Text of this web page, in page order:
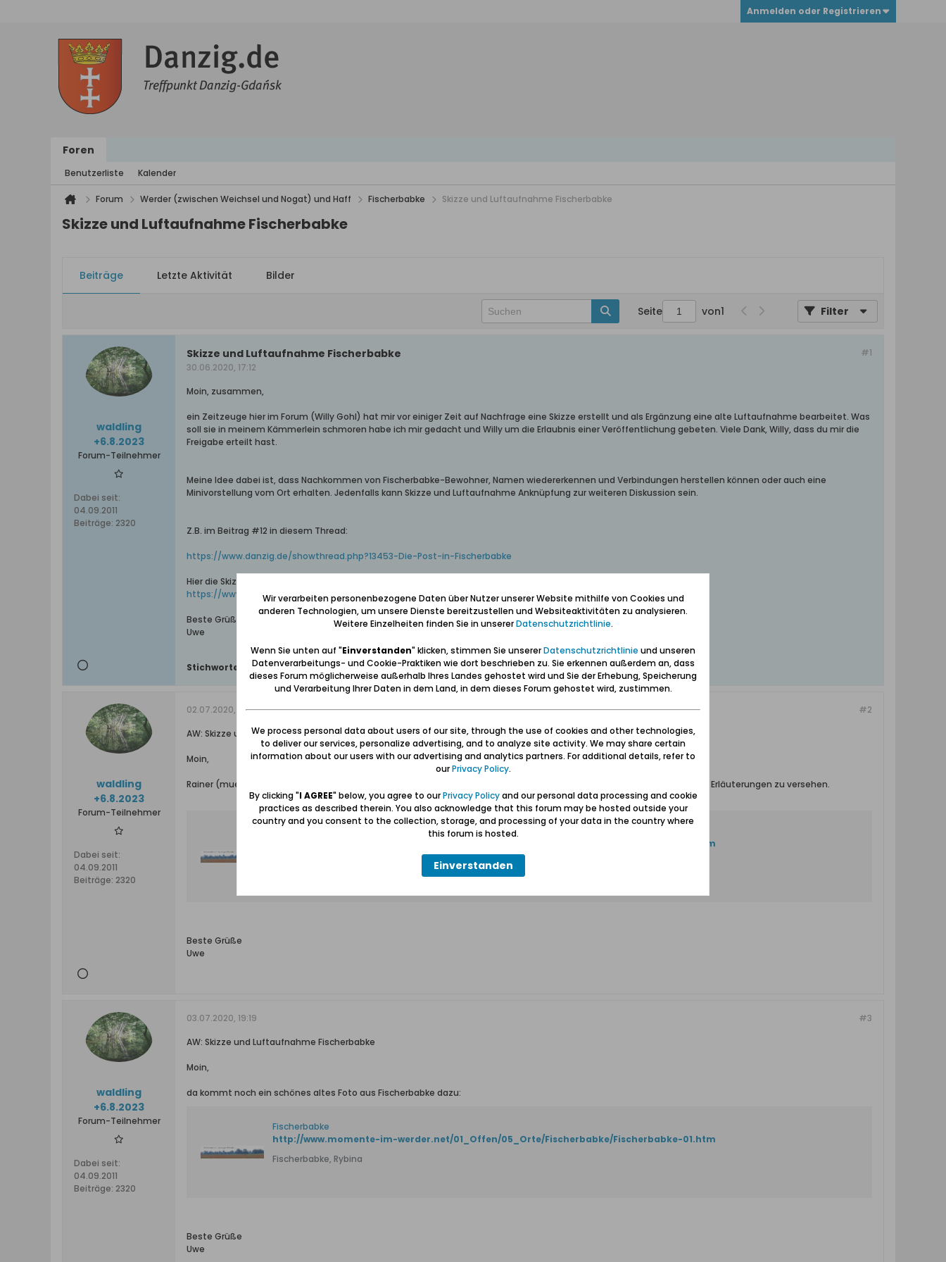
Anmelden oder Registrieren
Foren
Benutzerliste Kalender
Forum Werder (zwischen Weichsel und Nogat) und Haff Fischerbabke Skizze und Luftaufnahme Fischerbabke
Skizze und Luftaufnahme Fischerbabke
Beiträge Letzte Aktivität Bilder
Seite von1 Filter
waldling
+6.8.2023
Forum-Teilnehmer
Dabei seit:
04.09.2011
Beiträge: 2320
#1
Skizze und Luftaufnahme Fischerbabke
30.06.2020, 17:12
Moin, zusammen,
ein Zeitzeuge hier im Forum (Willy Gohl) hat mir vor einiger Zeit auf Nachfrage eine Skizze erstellt und als Ergänzung eine alte Luftaufnahme bearbeitet. Was
soll sie in meinem Kämmerlein schmoren habe ich mir gedacht und Willy um die Erlaubnis einer Veröffentlichung gebeten. Viele Dank, Willy, dass du mir die
Freigabe erteilt hast.
Meine Idee dabei ist, dass Nachkommen von Fischerbabke-Bewohner, Namen wiedererkennen und Verbindungen herstellen können oder auch eine
Minivorstellung vom Ort erhalten. Jedenfalls kann Skizze und Luftaufnahme Anknüpfung zur weiteren Diskussion sein.
Z.B. im Beitrag #12 in diesem Thread:
https://www.danzig.de/showthread.php?13453-Die-Post-in-Fischerbabke
Hier die Skizze und Luftaufnahme:
https://www.danzig.de/album.php?albumid=507
Beste Grüße
Uwe
Stichworte:
waldling
+6.8.2023
Forum-Teilnehmer
Dabei seit:
04.09.2011
Beiträge: 2320
#2
02.07.2020, 16:21
AW: Skizze und Luftaufnahme Fischerbabke
Moin,
Rainer (mueglo) war so freundlich, die Skizze und Aufnahme auf seiner Seite hochzuladen, und mit einigen zusätzlichen Erläuterungen zu versehen.
http://www.momente-im-werder.net/01_Offen/05_Orte/Fischerbabke/Fischerbabke-01.htm
Beste Grüße
Uwe
waldling
+6.8.2023
Forum-Teilnehmer
Dabei seit:
04.09.2011
Beiträge: 2320
#3
03.07.2020, 19:19
AW: Skizze und Luftaufnahme Fischerbabke
Moin,
da kommt noch ein schönes altes Foto aus Fischerbabke dazu:
Fischerbabke
http://www.momente-im-werder.net/01_Offen/05_Orte/Fischerbabke/Fischerbabke-01.htm
Fischerbabke, Rybina
Beste Grüße
Uwe
Wir verarbeiten personenbezogene Daten über Nutzer unserer Website mithilfe von Cookies und
anderen Technologien, um unsere Dienste bereitzustellen und Websiteaktivitäten zu analysieren.
Weitere Einzelheiten finden Sie in unsererDatenschutzrichtlinie.
Wenn Sie unten auf "Einverstanden" klicken, stimmen Sie unsererDatenschutzrichtlinie und unseren
Datenverarbeitungs- und Cookie-Praktiken wie dort beschrieben zu. Sie erkennen außerdem an, dass
dieses Forum möglicherweise außerhalb Ihres Landes gehostet wird und Sie der Erhebung, Speicherung
und Verarbeitung Ihrer Daten in dem Land, in dem dieses Forum gehostet wird, zustimmen.
We process personal data about users of our site, through the use of cookies and other technologies,
to deliver our services, personalize advertising, and to analyze site activity. We may share certain
information about our users with our advertising and analytics partners. For additional details, refer to
ourPrivacy Policy.
By clicking "I AGREE" below, you agree to ourPrivacy Policyand our personal data processing and cookie
practices as described therein. You also acknowledge that this forum may be hosted outside your
country and you consent to the collection, storage, and processing of your data in the country where
this forum is hosted.
Einverstanden